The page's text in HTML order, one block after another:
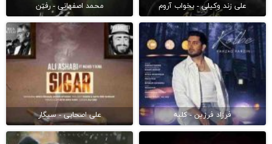
علی زند وکیلی - بخواب آروم محمد اصفهانی - رفتن
فرزاد فرزین - کلبه علی اصحابی - سیگار